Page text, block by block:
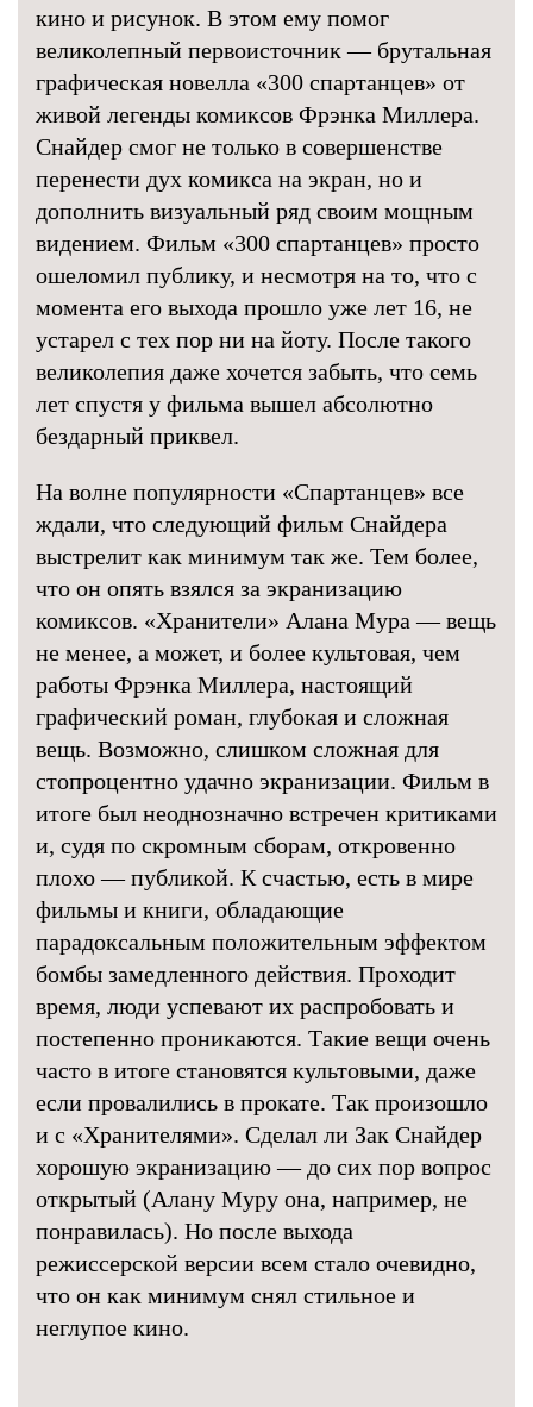
кино и рисунок. В этом ему помог
великолепный первоисточник — брутальная
графическая новелла «300 спартанцев» от
живой легенды комиксов Фрэнка Миллера.
Снайдер смог не только в совершенстве
перенести дух комикса на экран, но и
дополнить визуальный ряд своим мощным
видением. Фильм «300 спартанцев» просто
ошеломил публику, и несмотря на то, что с
момента его выхода прошло уже лет 16, не
устарел с тех пор ни на йоту. После такого
великолепия даже хочется забыть, что семь
лет спустя у фильма вышел абсолютно
бездарный приквел.
На волне популярности «Спартанцев» все
ждали, что следующий фильм Снайдера
выстрелит как минимум так же. Тем более,
что он опять взялся за экранизацию
комиксов. «Хранители» Алана Мура — вещь
не менее, а может, и более культовая, чем
работы Фрэнка Миллера, настоящий
графический роман, глубокая и сложная
вещь. Возможно, слишком сложная для
стопроцентно удачно экранизации. Фильм в
итоге был неоднозначно встречен критиками
и, судя по скромным сборам, откровенно
плохо — публикой. К счастью, есть в мире
фильмы и книги, обладающие
парадоксальным положительным эффектом
бомбы замедленного действия. Проходит
время, люди успевают их распробовать и
постепенно проникаются. Такие вещи очень
часто в итоге становятся культовыми, даже
если провалились в прокате. Так произошло
и с «Хранителями». Сделал ли Зак Снайдер
хорошую экранизацию — до сих пор вопрос
открытый (Алану Муру она, например, не
понравилась). Но после выхода
режиссерской версии всем стало очевидно,
что он как минимум снял стильное и
неглупое кино.